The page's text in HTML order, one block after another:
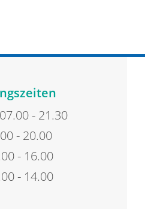
- 21.30
- 20.00
- 16.00
- 14.00